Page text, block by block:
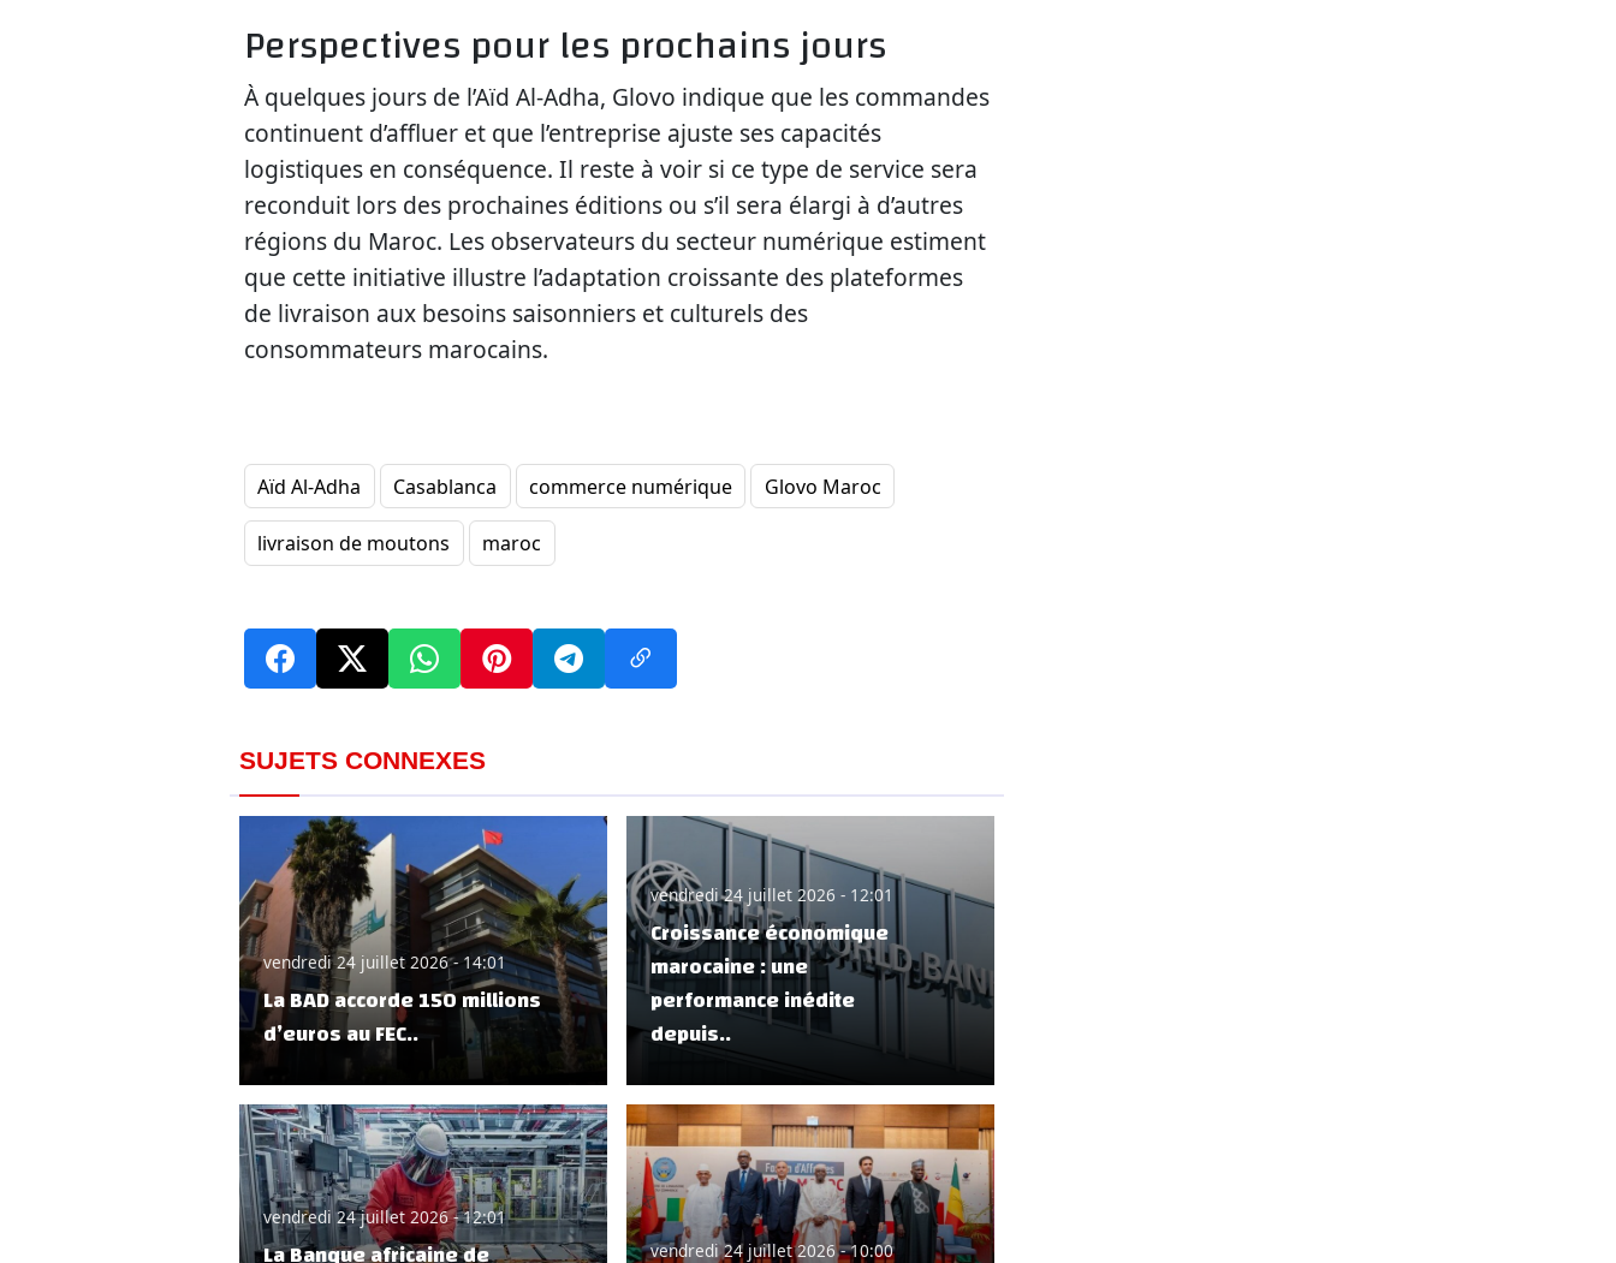
Perspectives pour les prochains jours
À quelques jours de l’Aïd Al-Adha, Glovo indique que les commandes
continuent d’affluer et que l’entreprise ajuste ses capacités
logistiques en conséquence. Il reste à voir si ce type de service sera
reconduit lors des prochaines éditions ou s’il sera élargi à d’autres
régions du Maroc. Les observateurs du secteur numérique estiment
que cette initiative illustre l’adaptation croissante des plateformes
de livraison aux besoins saisonniers et culturels des
consommateurs marocains.
Aïd Al-Adha Casablanca commerce numérique Glovo Maroc
livraison de moutons maroc
SUJETS CONNEXES
vendredi 24 juillet 2026 - 14:01
La BAD accorde 150 millions
d’euros au FEC..
vendredi 24 juillet 2026 - 12:01
Croissance économique
marocaine : une
performance inédite
depuis..
vendredi 24 juillet 2026 - 12:01
La Banque africaine de vendredi 24 juillet 2026 - 10:00